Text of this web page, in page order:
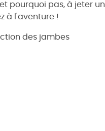
pourquoi pas, à jeter
à l'aventure !
des jambes